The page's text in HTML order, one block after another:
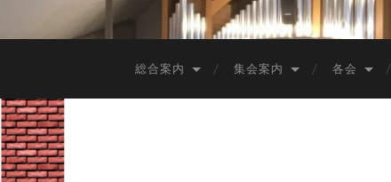
総合案内 集会案内 各会